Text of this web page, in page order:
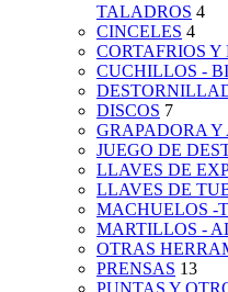
TALADROS 4
CINCELES 4
CORTAFRIOS Y
CUCHILLOS -
DISCOS 7
GRAPADORA Y
JUEGO DE
LLAVES DE
LLAVES DE
MACHUELOS -
MARTILLOS -
OTRAS
PRENSAS 13